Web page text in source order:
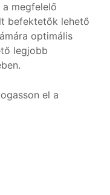
megfelelő
befektetők lehető
optimális
legjobb
el a